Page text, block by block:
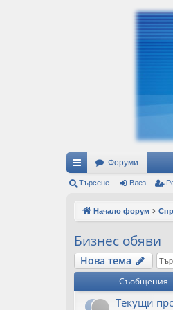
ъ
вр
ъз
Форуми
Търсене Влез
Начало форум
Бизнес обяви
Нова тема
Съобщения
Текущи